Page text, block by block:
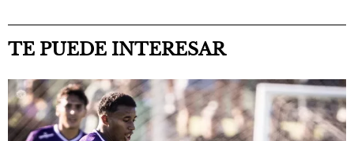
TE PUEDE INTERESAR